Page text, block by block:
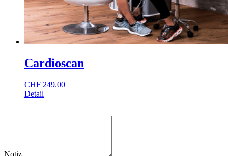
Cardioscan
CHF 249.00
Detail
Notiz